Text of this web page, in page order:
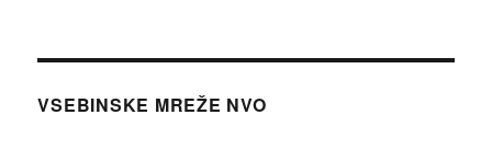
VSEBINSKE MREŽE NVO